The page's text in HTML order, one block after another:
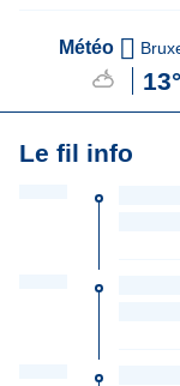
Météo
13°
Le fil info